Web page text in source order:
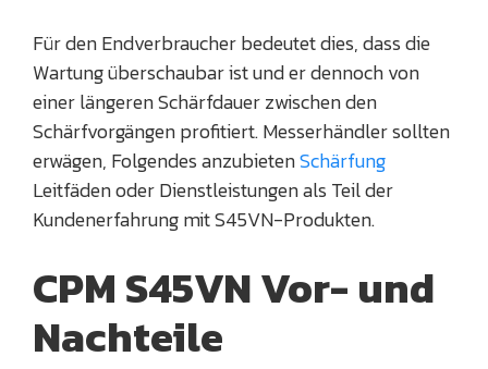
Für den Endverbraucher bedeutet dies, dass die
Wartung überschaubar ist und er dennoch von
einer längeren Schärfdauer zwischen den
Schärfvorgängen profitiert. Messerhändler sollten
erwägen, Folgendes anzubietenSchärfung
Leitfäden oder Dienstleistungen als Teil der
Kundenerfahrung mit S45VN-Produkten.
CPM S45VN Vor- und
Nachteile